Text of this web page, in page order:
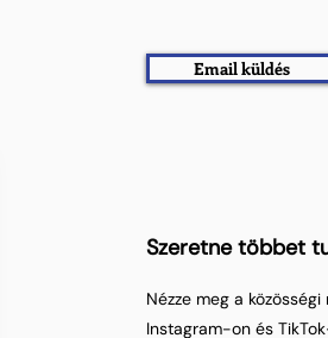
Email küldés
Szeretne többet
Nézze meg a
Instagram-on és